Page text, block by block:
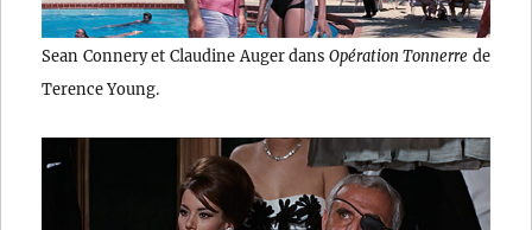
Sean Connery et Claudine Auger dans Opération Tonnerre de
Terence Young.